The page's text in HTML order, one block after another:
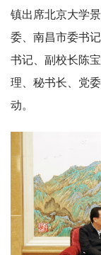
镇出席北京大学
委、南昌市委书
书记、副校长陈
理、秘书长、党
动。